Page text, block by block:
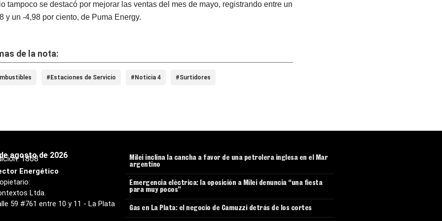
tampoco se destacó por mejorar las ventas del mes de mayo, registrando entre un
y un ‑4,98 por ciento, de Puma Energy.
de la nota:
#Estaciones de Servicio #Noticia 4 #Surtidores
agosto de 2026
1868
Energético
Ltda.
59 #761 entre 10 y 11 - La Plata
Milei inclina la cancha a favor de una petrolera inglesa en el Mar
argentino
Emergencia eléctrica: la oposición a Milei denuncia “una fiesta
para muy pocos”
Gas en La Plata: el negocio de Camuzzi detrás de los cortes